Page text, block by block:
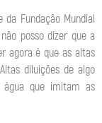
Fundação Mundial
posso dizer que a
agora é que as altas
diluições de algo
que imitam as